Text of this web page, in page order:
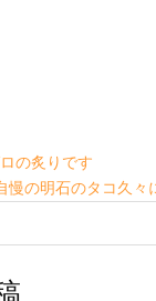
の炙りです
慢の明石のタコ久